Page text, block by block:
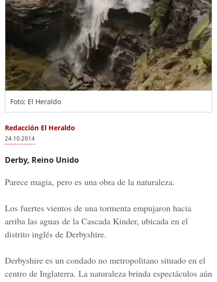
Foto: El Heraldo
Redacción El Heraldo
24.10.2014
Derby, Reino Unido
Parece magia, pero es una obra de la naturaleza.
Los fuertes vientos de una tormenta empujaron hacia
arriba las aguas de la Cascada Kinder, ubicada en el
distrito inglés de Derbyshire.
Derbyshire es un condado no metropolitano situado en el
centro de Inglaterra. La naturaleza brinda espectáculos aún